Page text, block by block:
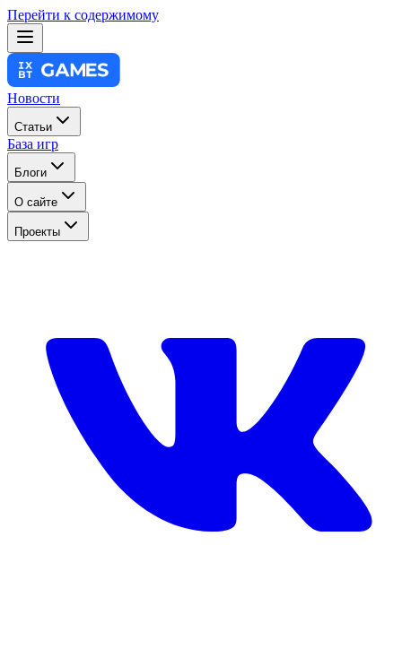
Перейти к содержимому
Новости
Статьи
База игр
Блоги
О сайте
Проекты